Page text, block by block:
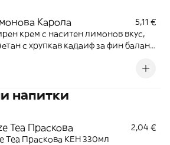
Карола
5,11 €
крем с наситен лимонов вкус,
с хрупкав кадаиф за фин баланс
напитки
Tea Праскова
2,04 €
Tea Праскова КЕН 330мл